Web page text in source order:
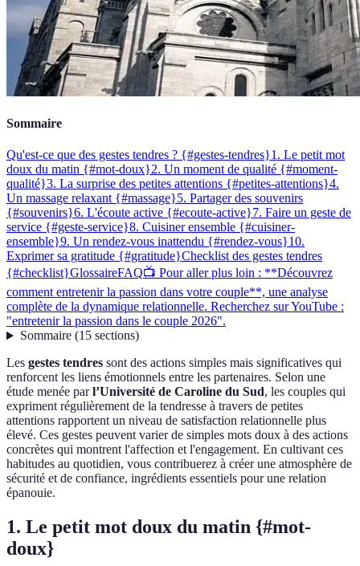
Sommaire
Qu'est-ce que des gestes tendres ? {#gestes-tendres}1. Le petit mot
doux du matin {#mot-doux}2. Un moment de qualité {#moment-
qualité}3. La surprise des petites attentions {#petites-attentions}4.
Un massage relaxant {#massage}5. Partager des souvenirs
{#souvenirs}6. L'écoute active {#ecoute-active}7. Faire un geste de
service {#geste-service}8. Cuisiner ensemble {#cuisiner-
ensemble}9. Un rendez-vous inattendu {#rendez-vous}10.
Exprimer sa gratitude {#gratitude}Checklist des gestes tendres
{#checklist}GlossaireFAQ📺 Pour aller plus loin : **Découvrez
comment entretenir la passion dans votre couple**, une analyse
complète de la dynamique relationnelle. Recherchez sur YouTube :
"entretenir la passion dans le couple 2026".
Sommaire(15 sections)
Les gestes tendres sont des actions simples mais significatives qui
renforcent les liens émotionnels entre les partenaires. Selon une
étude menée parl’Université de Caroline du Sud, les couples qui
expriment régulièrement de la tendresse à travers de petites
attentions rapportent un niveau de satisfaction relationnelle plus
élevé. Ces gestes peuvent varier de simples mots doux à des actions
concrètes qui montrent l'affection et l'engagement. En cultivant ces
habitudes au quotidien, vous contribuerez à créer une atmosphère de
sécurité et de confiance, ingrédients essentiels pour une relation
épanouie.
1. Le petit mot doux du matin {#mot-
doux}